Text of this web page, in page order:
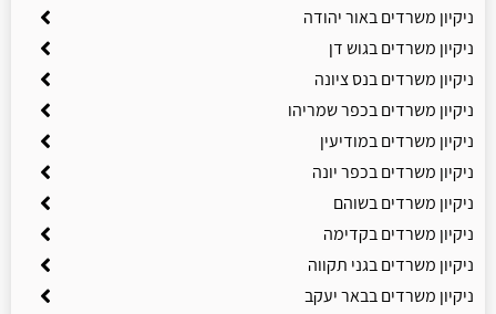
ניקיון משרדים באור יהודה
ניקיון משרדים בגוש דן
ניקיון משרדים בנס ציונה
ניקיון משרדים בכפר שמריהו
ניקיון משרדים במודיעין
ניקיון משרדים בכפר יונה
ניקיון משרדים בשוהם
ניקיון משרדים בקדימה
ניקיון משרדים בגני תקווה
ניקיון משרדים בבאר יעקב